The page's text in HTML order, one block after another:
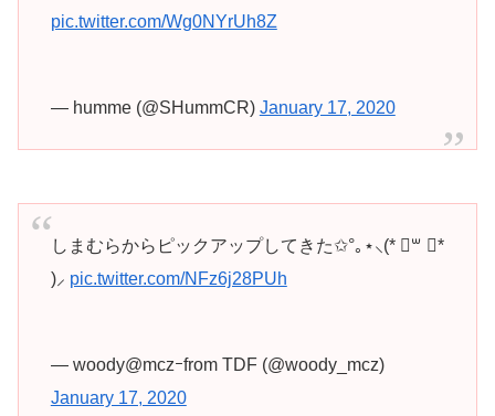
pic.twitter.com/Wg0NYrUh8Z
— humme (@SHummCR) January 17, 2020
しまむらからピックアップしてきた✩°｡⋆⸜(* ॑꒳ ॑*
)⸝ pic.twitter.com/NFz6j28PUh
— woody@mczｰfrom TDF (@woody_mcz)
January 17, 2020